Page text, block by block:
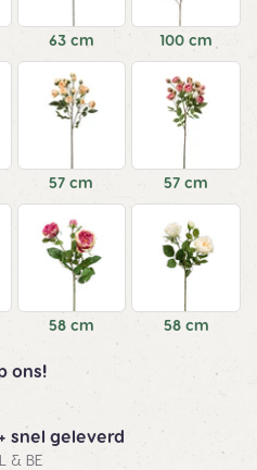
63 cm 100 cm
57 cm 57 cm
58 cm 58 cm
ons!
snel geleverd
& BE